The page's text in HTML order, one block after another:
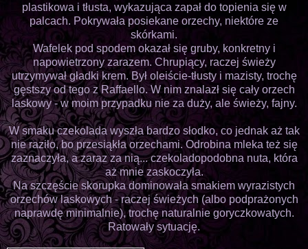
plastikowa i tłusta, wykazująca zapał do topienia się w
palcach. Pokrywała posiekane orzechy, niektóre ze
skórkami.
Wafelek pod spodem okazał się gruby, konkretny i
napowietrzony zarazem. Chrupiący, raczej świeży
utrzymywał gładki krem. Był oleiście-tłusty i mazisty, trochę
gęstszy od tego z Raffaello. W nim znalazł się cały orzech
laskowy - w moim przypadku nie za duży, ale świeży, fajny.
W smaku czekolada wyszła bardzo słodko, co jednak aż tak
nie raziło, bo przesiąkła orzechami. Odrobina mleka też się
zaznaczyła, a zaraz za nią... czekoladopodobna nuta, która
aż mnie zaskoczyła.
Na szczęście skorupka dominowała smakiem wyrazistych
orzechów laskowych - raczej świeżych (albo podprażonych
naprawdę minimalnie), trochę naturalnie goryczkowatych.
Ratowały sytuację.